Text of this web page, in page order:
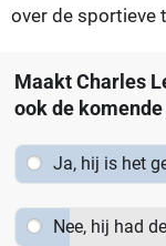
over de sportieve
Maakt Charles
ook de
Ja, hij is het
Nee, hij had